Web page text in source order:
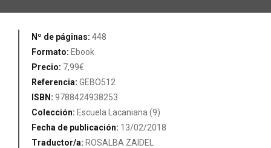
Nº de páginas: 448
Formato: Ebook
Precio: 7,99€
Referencia: GEBO512
ISBN: 9788424938253
Colección: Escuela Lacaniana (9)
Fecha de publicación: 13/02/2018
Traductor/a: ROSALBA ZAIDEL